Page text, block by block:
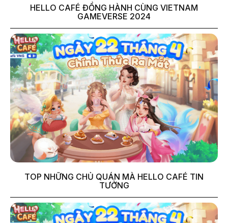
HELLO CAFÉ ĐỒNG HÀNH CÙNG VIETNAM
GAMEVERSE 2024
TOP NHỮNG CHỦ QUÁN MÀ HELLO CAFÉ TIN
TƯỞNG